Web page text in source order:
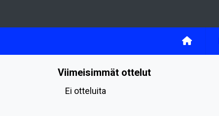
Viimeisimmät ottelut
Ei otteluita